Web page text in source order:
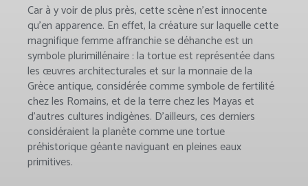
Car à y voir de plus près, cette scène n’est innocente
qu’en apparence. En effet, la créature sur laquelle cette
magnifique femme affranchie se déhanche est un
symbole plurimillénaire : la tortue est représentée dans
les œuvres architecturales et sur la monnaie de la
Grèce antique, considérée comme symbole de fertilité
chez les Romains, et de la terre chez les Mayas et
d’autres cultures indigènes. D’ailleurs, ces derniers
considéraient la planète comme une tortue
préhistorique géante naviguant en pleines eaux
primitives.